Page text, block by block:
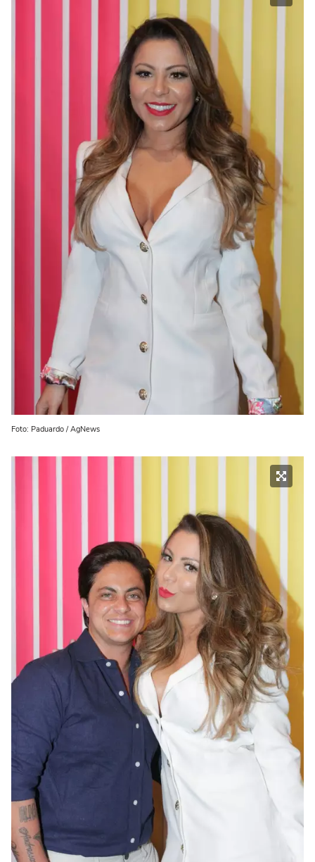
Foto: Paduardo / AgNews